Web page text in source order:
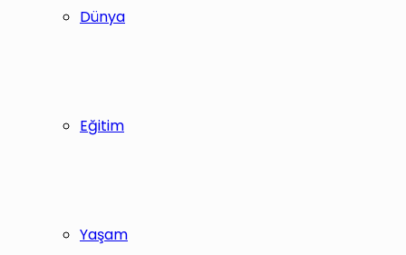
Dünya
Eğitim
Yaşam